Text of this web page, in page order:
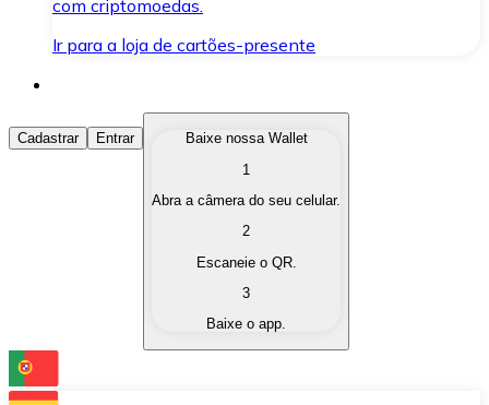
com criptomoedas.
Ir para a loja de cartões-presente
Comprar Criptomoedas
Compre as criptomoedas de seu interesse de forma
Converta suas criptomoedas em moeda fiduciária
Troque uma criptomoeda por outra
Cadastrar Entrar
Baixe nossa Wallet
1
Abra a câmera do seu celular.
2
Escaneie o QR.
3
Baixe o app.